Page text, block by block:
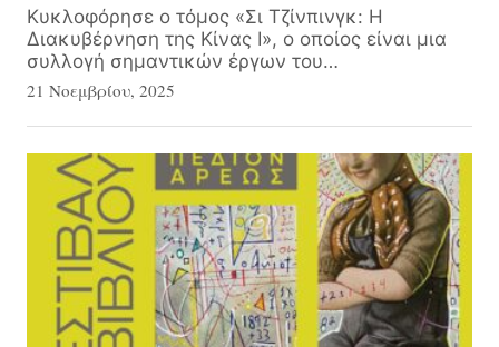
Κυκλοφόρησε ο τόμος «Σι Τζίνπινγκ: Η
Διακυβέρνηση της Κίνας Ι», ο οποίος είναι μια
συλλογή σημαντικών έργων του…
21 Νοεμβρίου, 2025